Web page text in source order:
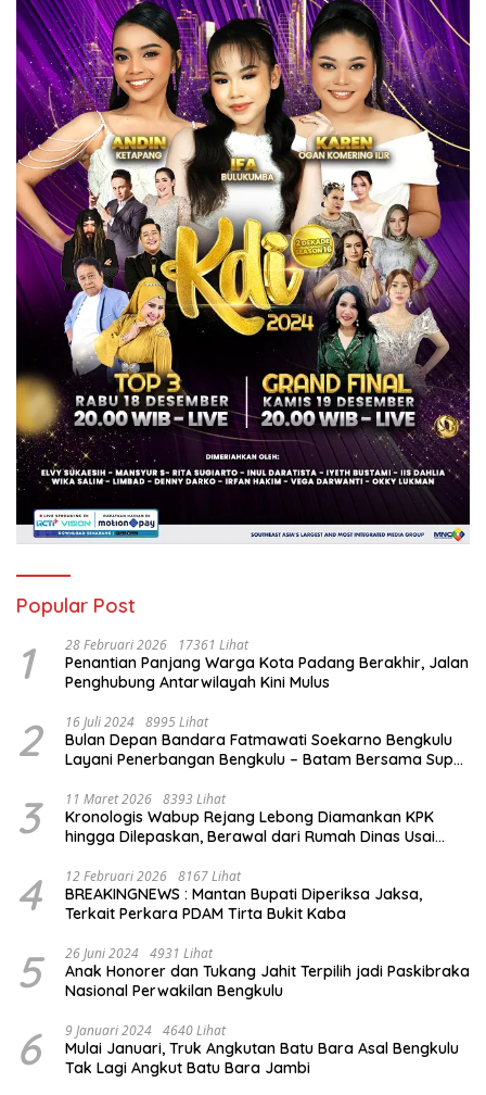
Popular Post
1 28 Februari 2026 17361 Lihat
Penantian Panjang Warga Kota Padang Berakhir, Jalan
Penghubung Antarwilayah Kini Mulus
2 16 Juli 2024 8995 Lihat
Bulan Depan Bandara Fatmawati Soekarno Bengkulu
Layani Penerbangan Bengkulu – Batam Bersama Super
3 11 Maret 2026 8393 Lihat
Kronologis Wabup Rejang Lebong Diamankan KPK
hingga Dilepaskan, Berawal dari Rumah Dinas Usai
4 12 Februari 2026 8167 Lihat
BREAKINGNEWS : Mantan Bupati Diperiksa Jaksa,
Terkait Perkara PDAM Tirta Bukit Kaba
5 26 Juni 2024 4931 Lihat
Anak Honorer dan Tukang Jahit Terpilih jadi Paskibraka
Nasional Perwakilan Bengkulu
6 9 Januari 2024 4640 Lihat
Mulai Januari, Truk Angkutan Batu Bara Asal Bengkulu
Tak Lagi Angkut Batu Bara Jambi